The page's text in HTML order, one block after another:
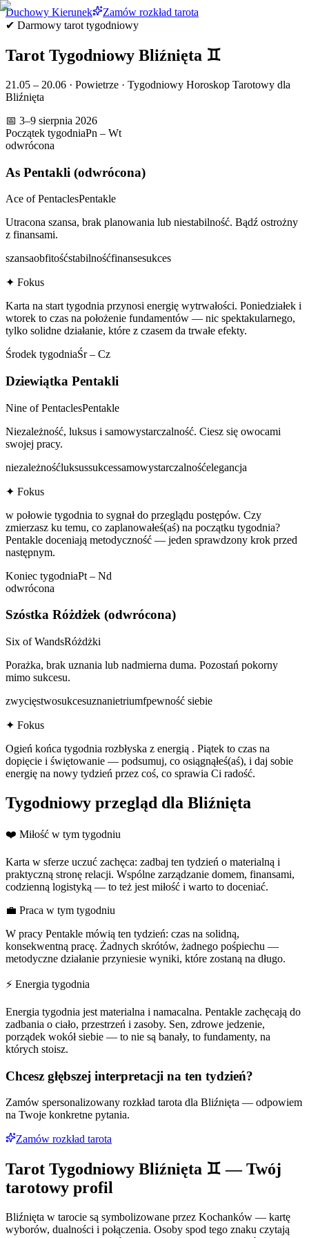
Duchowy Kierunek
Zamów rozkład tarota
✔ Darmowy tarot tygodniowy
Tarot Tygodniowy Bliźnięta ♊
21.05 – 20.06 · Powietrze · Tygodniowy Horoskop Tarotowy dla
Bliźnięta
📅 3–9 sierpnia 2026
Początek tygodniaPn – Wt
odwrócona
As Pentakli (odwrócona)
Ace of PentaclesPentakle
Utracona szansa, brak planowania lub niestabilność. Bądź ostrożny
z finansami.
szansaobfitośćstabilnośćfinansesukces
✦ Fokus
Karta na start tygodnia przynosi energię wytrwałości. Poniedziałek i
wtorek to czas na położenie fundamentów — nic spektakularnego,
tylko solidne działanie, które z czasem da trwałe efekty.
Środek tygodniaŚr – Cz
Dziewiątka Pentakli
Nine of PentaclesPentakle
Niezależność, luksus i samowystarczalność. Ciesz się owocami
swojej pracy.
niezależnośćluksussukcessamowystarczalnośćelegancja
✦ Fokus
w połowie tygodnia to sygnał do przeglądu postępów. Czy
zmierzasz ku temu, co zaplanowałeś(aś) na początku tygodnia?
Pentakle doceniają metodyczność — jeden sprawdzony krok przed
następnym.
Koniec tygodniaPt – Nd
odwrócona
Szóstka Różdżek (odwrócona)
Six of WandsRóżdżki
Porażka, brak uznania lub nadmierna duma. Pozostań pokorny
mimo sukcesu.
zwycięstwosukcesuznanietriumfpewność siebie
✦ Fokus
Ogień końca tygodnia rozbłyska z energią . Piątek to czas na
dopięcie i świętowanie — podsumuj, co osiągnąłeś(aś), i daj sobie
energię na nowy tydzień przez coś, co sprawia Ci radość.
Tygodniowy przegląd dla Bliźnięta
❤️ Miłość w tym tygodniu
Karta w sferze uczuć zachęca: zadbaj ten tydzień o materialną i
praktyczną stronę relacji. Wspólne zarządzanie domem, finansami,
codzienną logistyką — to też jest miłość i warto to doceniać.
💼 Praca w tym tygodniu
W pracy Pentakle mówią ten tydzień: czas na solidną,
konsekwentną pracę. Żadnych skrótów, żadnego pośpiechu —
metodyczne działanie przyniesie wyniki, które zostaną na długo.
⚡ Energia tygodnia
Energia tygodnia jest materialna i namacalna. Pentakle zachęcają do
zadbania o ciało, przestrzeń i zasoby. Sen, zdrowe jedzenie,
porządek wokół siebie — to nie są banały, to fundamenty, na
których stoisz.
Chcesz głębszej interpretacji na ten tydzień?
Zamów spersonalizowany rozkład tarota dla Bliźnięta — odpowiem
na Twoje konkretne pytania.
Zamów rozkład tarota
Tarot Tygodniowy Bliźnięta ♊ — Twój
tarotowy profil
Bliźnięta w tarocie są symbolizowane przez Kochanków — kartę
wyborów, dualności i połączenia. Osoby spod tego znaku czytają